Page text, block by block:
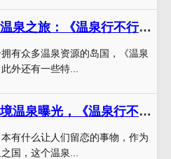
摩天楼温泉之旅：《温泉行不行》完整版凤凰带你领略日本最壮观的温泉体验
有众多温泉资源的岛国，《温泉
外还有一些特...
日本秘境温泉曝光，《温泉行不行》箱根篇全集惊爆细节
有什么让人们留恋的事物，作为
国，这个温泉...